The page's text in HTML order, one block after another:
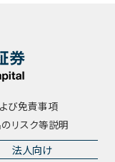
び免責事項
リスク等説明
法人向け